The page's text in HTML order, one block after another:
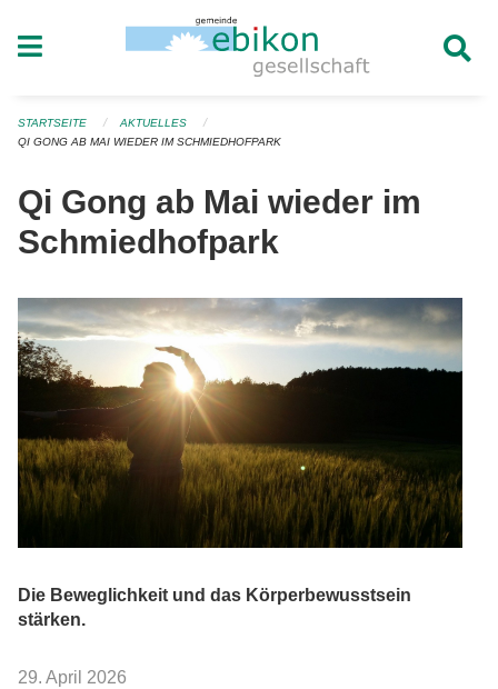
STARTSEITE
AKTUELLES
QI GONG AB MAI WIEDER IM SCHMIEDHOFPARK
Qi Gong ab Mai wieder im
Schmiedhofpark
Die Beweglichkeit und das Körperbewusstsein
stärken.
29. April 2026